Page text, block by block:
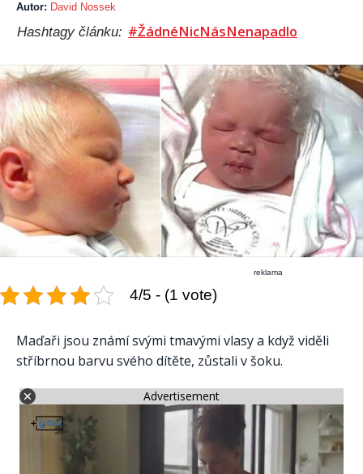
Autor: David Nossek
Hashtagy článku: #ŽádnéNicNásNenapadlo
reklama
4/5 - (1 vote)
Maďaři jsou známí svými tmavými vlasy a když viděli
stříbrnou barvu svého dítěte, zůstali v šoku.
Advertisement